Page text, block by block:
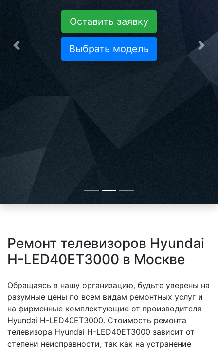
Оставить заявку
Выбрать модель
Предыдущая
Ремонт телевизоров Hyundai
H-LED40ET3000 в Москве
Обращаясь в нашу организацию, будьте уверены на
разумные цены по всем видам ремонтных услуг и
на фирменные комплектующие от производителя
Hyundai H-LED40ET3000. Стоимость ремонта
телевизора Hyundai H-LED40ET3000 зависит от
степени неисправности, так как на устранение